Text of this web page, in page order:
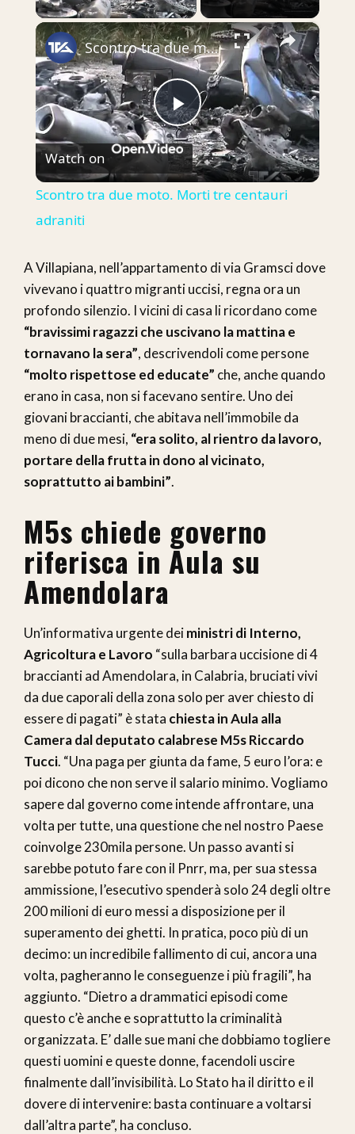
×
Play
Video
Scontro tra due moto. Morti tre centauri adraniti
Watch on
Scontro tra due moto. Morti tre centauri
adraniti
A Villapiana, nell’appartamento di via Gramsci dove
vivevano i quattro migranti uccisi, regna ora un
profondo silenzio. I vicini di casa li ricordano come
“bravissimi ragazzi che uscivano la mattina e
tornavano la sera”, descrivendoli come persone
“molto rispettose ed educate” che, anche quando
erano in casa, non si facevano sentire. Uno dei
giovani braccianti, che abitava nell’immobile da
meno di due mesi, “era solito, al rientro da lavoro,
portare della frutta in dono al vicinato,
soprattutto ai bambini”.
M5s chiede governo
riferisca in Aula su
Amendolara
Un’informativa urgente deiministri di Interno,
Agricoltura e Lavoro “sulla barbara uccisione di 4
braccianti ad Amendolara, in Calabria, bruciati vivi
da due caporali della zona solo per aver chiesto di
essere di pagati” è stata chiesta in Aula alla
Camera dal deputato calabrese M5s Riccardo
Tucci. “Una paga per giunta da fame, 5 euro l’ora: e
poi dicono che non serve il salario minimo. Vogliamo
sapere dal governo come intende affrontare, una
volta per tutte, una questione che nel nostro Paese
coinvolge 230mila persone. Un passo avanti si
sarebbe potuto fare con il Pnrr, ma, per sua stessa
ammissione, l’esecutivo spenderà solo 24 degli oltre
200 milioni di euro messi a disposizione per il
superamento dei ghetti. In pratica, poco più di un
decimo: un incredibile fallimento di cui, ancora una
volta, pagheranno le conseguenze i più fragili”, ha
aggiunto. “Dietro a drammatici episodi come
questo c’è anche e soprattutto la criminalità
organizzata. E’ dalle sue mani che dobbiamo togliere
questi uomini e queste donne, facendoli uscire
finalmente dall’invisibilità. Lo Stato ha il diritto e il
dovere di intervenire: basta continuare a voltarsi
dall’altra parte”, ha concluso.